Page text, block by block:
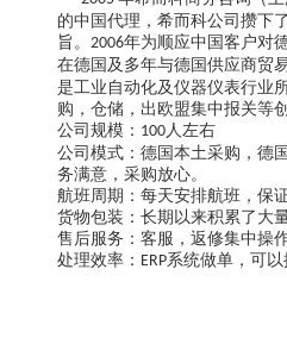
的中国代理，希而科公司攒下
旨。 2006年为顺应中国客户对
在德国及多年与德国供应商贸
是工业自动化及仪器仪表行业
购，仓储，出欧盟集中报关等
公司规模： 100人左右
公司模式：德国本土采购，德
务满意，采购放心。
航班周期：每天安排航班，保
货物包装：长期以来积累了大
售后服务：客服，返修集中操
处理效率： ERP系统做单，可